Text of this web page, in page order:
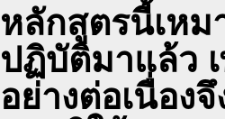
หลักสูตรนี้เห
ปฏิบัติมาแล้ว
อย่างต่อเนื่อง